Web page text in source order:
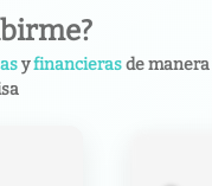
yfinancierasde manera